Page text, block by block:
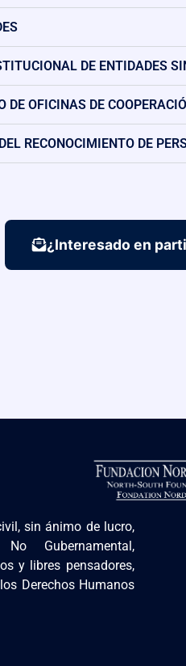
DE ENTIDADES
DE OFICINAS DE
RECONOCIMIENTO DE
¿Interesado en
sin ánimo de lucro,
Gubernamental,
y libres pensadores,
Derechos Humanos